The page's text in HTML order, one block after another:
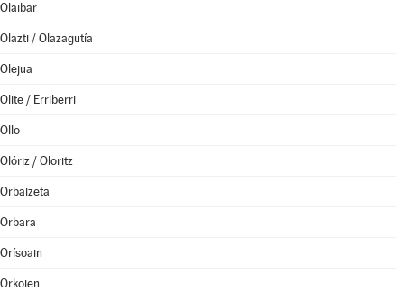
Olaibar
Olazti / Olazagutía
Olejua
Olite / Erriberri
Ollo
Olóriz / Oloritz
Orbaizeta
Orbara
Orísoain
Orkoien